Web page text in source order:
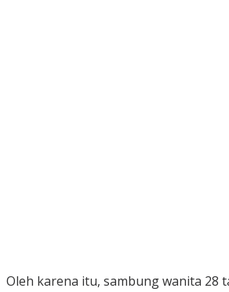
Oleh karena itu, sambung wanita 28